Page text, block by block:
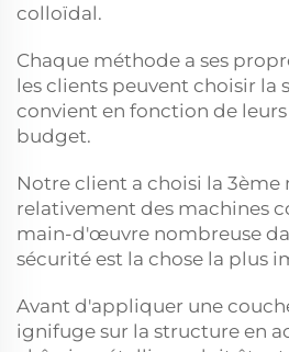
colloïdal.
Chaque méthode a ses
les clients peuvent choisir la
convient en fonction de
budget.
Notre client a choisi la 3ème
relativement des machines
main-d'œuvre nombreuse
sécurité est la chose la plus
Avant d'appliquer une
ignifuge sur la structure en